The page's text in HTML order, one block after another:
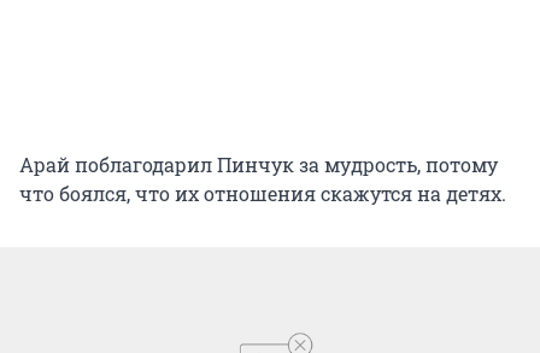
Арай поблагодарил Пинчук за мудрость, потому
что боялся, что их отношения скажутся на детях.